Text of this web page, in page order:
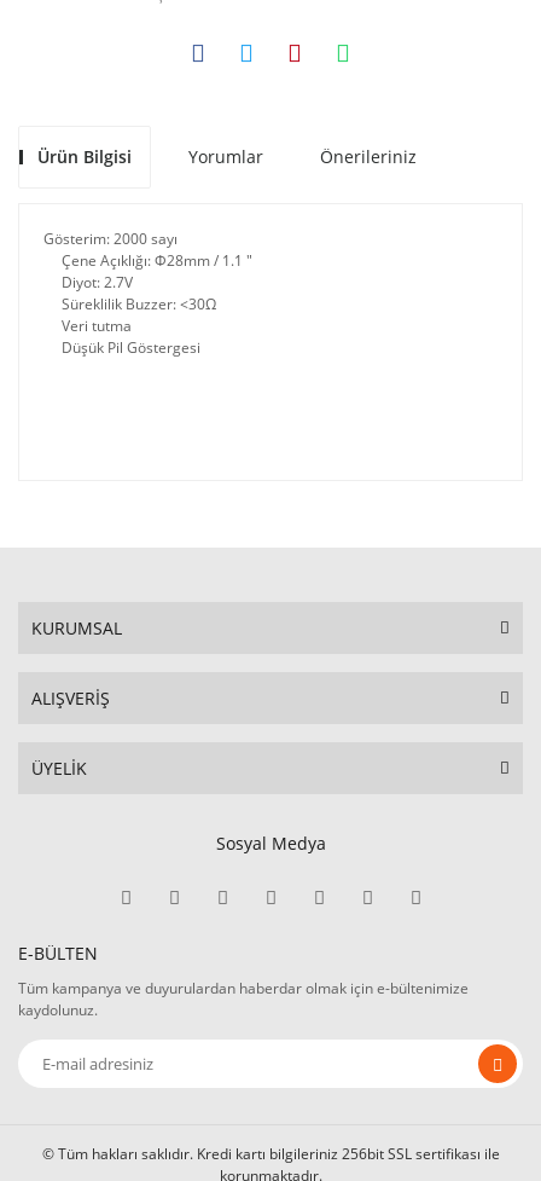
Ürün Bilgisi Yorumlar Önerileriniz
Gösterim: 2000 sayı
Çene Açıklığı: Φ28mm / 1.1 "
Diyot: 2.7V
Süreklilik Buzzer: <30Ω
Veri tutma
Düşük Pil Göstergesi
KURUMSAL
ALIŞVERİŞ
ÜYELİK
Sosyal Medya
E-BÜLTEN
Tüm kampanya ve duyurulardan haberdar olmak için e-bültenimize
kaydolunuz.
© Tüm hakları saklıdır. Kredi kartı bilgileriniz 256bit SSL sertifikası ile
korunmaktadır.